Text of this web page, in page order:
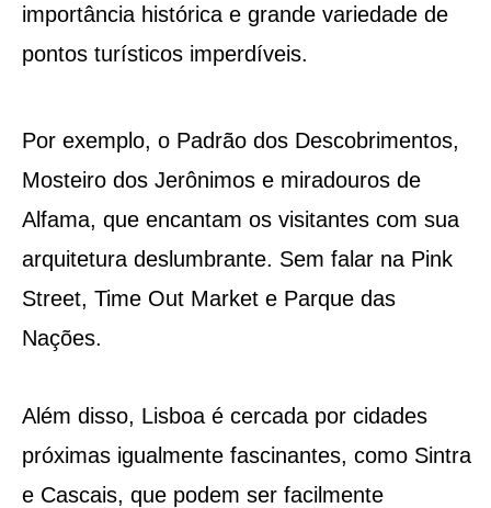
importância histórica e grande variedade de
pontos turísticos imperdíveis.
Por exemplo, o Padrão dos Descobrimentos,
Mosteiro dos Jerônimos e miradouros de
Alfama, que encantam os visitantes com sua
arquitetura deslumbrante. Sem falar na Pink
Street, Time Out Market e Parque das
Nações.
Além disso, Lisboa é cercada por cidades
próximas igualmente fascinantes, como Sintra
e Cascais, que podem ser facilmente